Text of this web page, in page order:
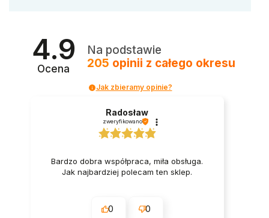
4.9
Ocena
Na podstawie
205 opinii z całego okresu
Jak zbieramy opinie?
Radosław
zweryfikowano
Bardzo dobra współpraca, miła obsługa.
Jak najbardziej polecam ten sklep.
0 0